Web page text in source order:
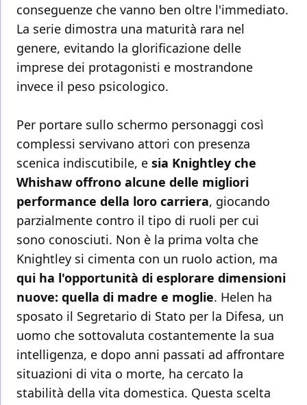
conseguenze che vanno ben oltre l'immediato.
La serie dimostra una maturità rara nel
genere, evitando la glorificazione delle
imprese dei protagonisti e mostrandone
invece il peso psicologico.
Per portare sullo schermo personaggi così
complessi servivano attori con presenza
scenica indiscutibile, e sia Knightley che
Whishaw offrono alcune delle migliori
performance della loro carriera, giocando
parzialmente contro il tipo di ruoli per cui
sono conosciuti. Non è la prima volta che
Knightley si cimenta con un ruolo action, ma
qui ha l'opportunità di esplorare dimensioni
nuove: quella di madre e moglie. Helen ha
sposato il Segretario di Stato per la Difesa, un
uomo che sottovaluta costantemente la sua
intelligenza, e dopo anni passati ad affrontare
situazioni di vita o morte, ha cercato la
stabilità della vita domestica. Questa scelta